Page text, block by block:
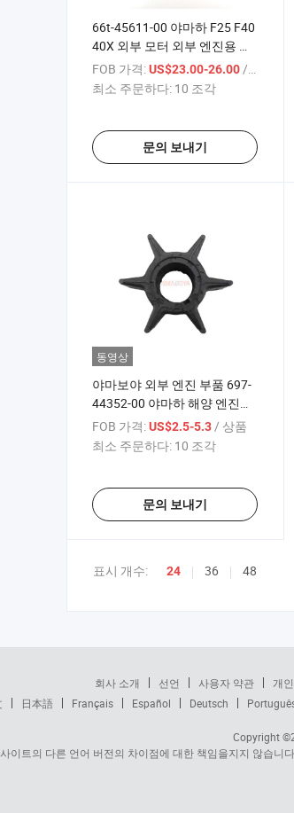
66t-45611-00 야마하 F25 F40
40X 외부 모터 외부 엔진용 프
로펠러 샤프트
FOB 가격:US$23.00-26.00/ 상품
최소 주문하다: 10 조각
문의 보내기
동영상
야마보야 외부 엔진 부품 697-
44352-00 야마하 해양 엔진용
수조 펌프 임펠러 48/55HP
FOB 가격:US$2.5-5.3/ 상품
최소 주문하다: 10 조각
문의 보내기
표시 개수: 24 36 48
회사 소개 선언 사용자 약관 개
日本語 Français Español Deutsch
Copyright
이트의 다른 언어 버전의 차이점에 대한 책임을지지 않습